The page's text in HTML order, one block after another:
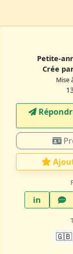
Petite-
Crée
Mise
inLinkedIn
🇬🇧